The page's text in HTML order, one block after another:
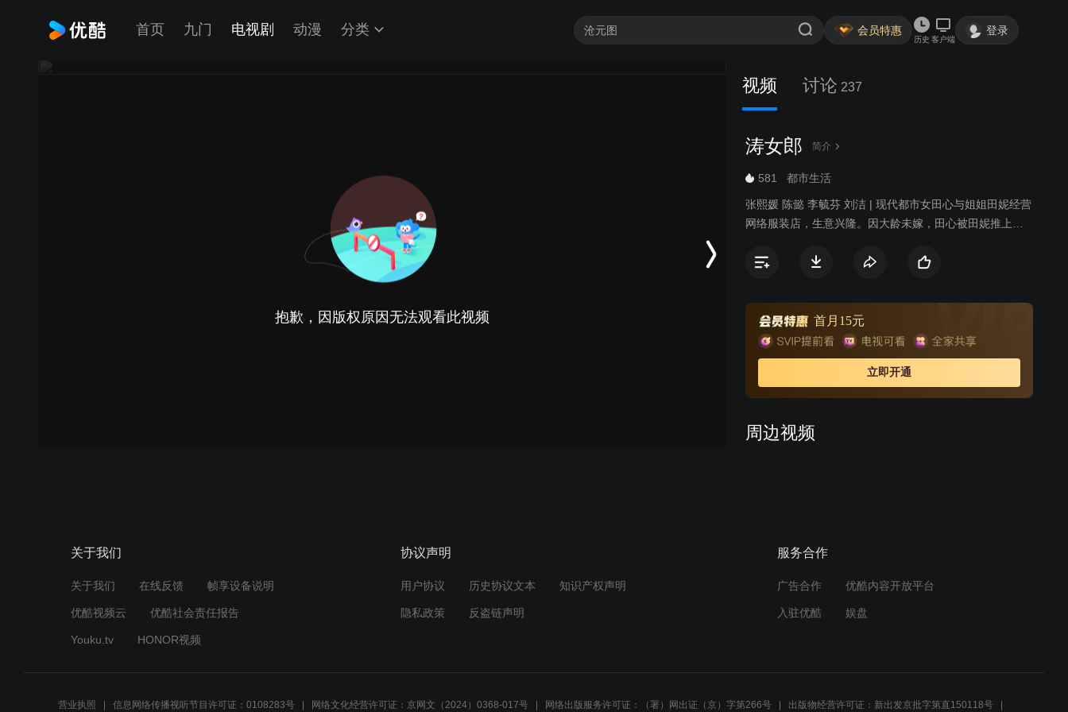
首页 九门 电视剧 动漫 分类 会员特惠
历史 客户端
登录
抱歉，因版权原因无法观看此视频
视频 讨论 237
涛女郎 简介
581 都市生活
张熙媛 陈懿 李毓芬 刘洁 | 现代都市女田心与姐姐田妮经营
网络服装店，生意兴隆。因大龄未嫁，田心被田妮推上相
入婚姻殿堂。无奈婚后生活磕磕绊绊不断，田心意外流
成为“涛涛宝网”专职卖家，历经种种挫折磨难，终于成为皇
冠卖家，并以勇斗网络专职黑评手的胆量，细心检查进出
货且表明细节的用心等，与众多卖家一起，重建网络购物
的信赖体系。阴谋大白于天下，以翔得知错怪田心企图挽
回，奈何田心亦非笼中雀鸟，她以凭借自己一手经营的网
首月15元
立即开通
周边视频
恋前女友也来了
恋前女友也来了
02:07
关于我们
关于我们 在线反馈 帧享设备说明
优酷视频云 优酷社会责任报告
Youku.tv HONOR视频
协议声明
用户协议 历史协议文本 知识产权声明
隐私政策 反盗链声明
服务合作
广告合作 优酷内容开放平台
入驻优酷 娱盘
营业执照 信息网络传播视听节目许可证：0108283号 网络文化经营许可证：京网文（2024）0368-017号 网络出版服务许可证：（署）网出证（京）字第266号 出版物经营许可证：新出发京批字第直150118号